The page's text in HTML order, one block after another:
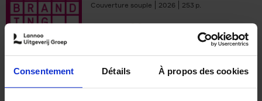
Consentement Détails À propos des cookies
Couverture souple
2026 253
€34,99